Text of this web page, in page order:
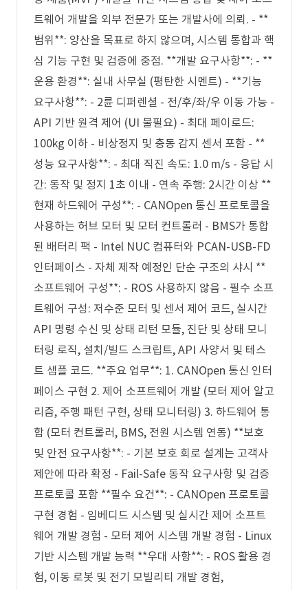
트웨어 개발을 외부 전문가 또는 개발사에 의뢰. - **
범위**: 양산을 목표로 하지 않으며, 시스템 통합과 핵
심 기능 구현 및 검증에 중점. **개발 요구사항**: - **
운용 환경**: 실내 사무실 (평탄한 시멘트) - **기능
요구사항**: - 2륜 디퍼렌셜 - 전/후/좌/우 이동 가능 -
API 기반 원격 제어 (UI 불필요) - 최대 페이로드:
100kg 이하 - 비상정지 및 충동 감지 센서 포함 - **
성능 요구사항**: - 최대 직진 속도: 1.0 m/s - 응답 시
간: 동작 및 정지 1초 이내 - 연속 주행: 2시간 이상 **
현재 하드웨어 구성**: - CANOpen 통신 프로토콜을
사용하는 허브 모터 및 모터 컨트롤러 - BMS가 통합
된 배터리 팩 - Intel NUC 컴퓨터와 PCAN-USB-FD
인터페이스 - 자체 제작 예정인 단순 구조의 샤시 **
소프트웨어 구성**: - ROS 사용하지 않음 - 필수 소프
트웨어 구성: 저수준 모터 및 센서 제어 코드, 실시간
API 명령 수신 및 상태 리턴 모듈, 진단 및 상태 모니
터링 로직, 설치/빌드 스크립트, API 사양서 및 테스
트 샘플 코드. **주요 업무**: 1. CANOpen 통신 인터
페이스 구현 2. 제어 소프트웨어 개발 (모터 제어 알고
리즘, 주행 패턴 구현, 상태 모니터링) 3. 하드웨어 통
합 (모터 컨트롤러, BMS, 전원 시스템 연동) **보호
및 안전 요구사항**: - 기본 보호 회로 설계는 고객사
제안에 따라 확정 - Fail-Safe 동작 요구사항 및 검증
프로토콜 포함 **필수 요건**: - CANOpen 프로토콜
구현 경험 - 임베디드 시스템 및 실시간 제어 소프트
웨어 개발 경험 - 모터 제어 시스템 개발 경험 - Linux
기반 시스템 개발 능력 **우대 사항**: - ROS 활용 경
험, 이동 로봇 및 전기 모빌리티 개발 경험,